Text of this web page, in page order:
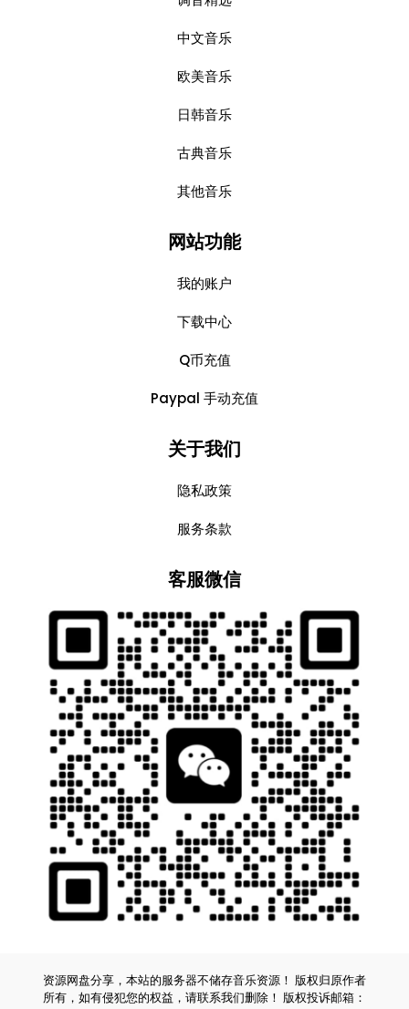
中文音乐
欧美音乐
日韩音乐
古典音乐
其他音乐
网站功能
我的账户
下载中心
Q币充值
Paypal 手动充值
关于我们
隐私政策
服务条款
客服微信
资源网盘分享，本站的服务器不储存音乐资源！ 版权归原作者
所有，如有侵犯您的权益，请联系我们删除！ 版权投诉邮箱：